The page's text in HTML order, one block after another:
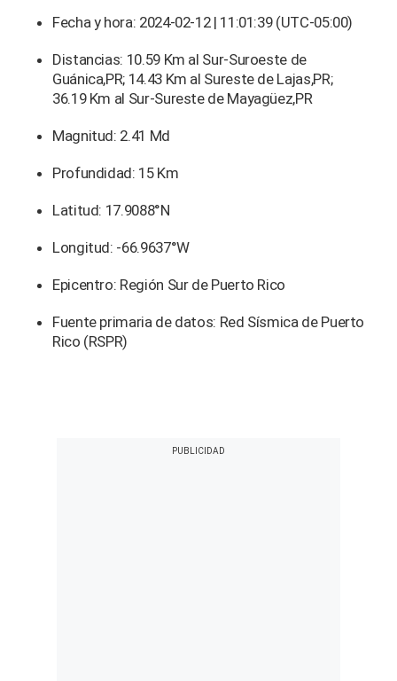
Fecha y hora: 2024-02-12 | 11:01:39 (UTC-05:00)
Distancias: 10.59 Km al Sur-Suroeste de
Guánica,PR; 14.43 Km al Sureste de Lajas,PR;
36.19 Km al Sur-Sureste de Mayagüez,PR
Magnitud: 2.41 Md
Profundidad: 15 Km
Latitud: 17.9088°N
Longitud: -66.9637°W
Epicentro: Región Sur de Puerto Rico
Fuente primaria de datos: Red Sísmica de Puerto
Rico (RSPR)